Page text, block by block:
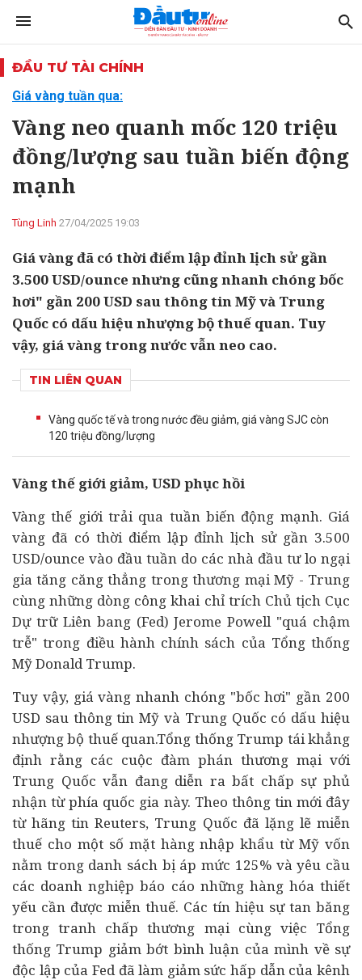
ĐẦU TƯ TÀI CHÍNH
Giá vàng tuần qua:
Vàng neo quanh mốc 120 triệu
đồng/lượng sau tuần biến động
mạnh
Tùng Linh 27/04/2025 19:03
Giá vàng đã có thời điểm lập đỉnh lịch sử gần
3.500 USD/ounce nhưng cũng nhanh chóng bốc
hơi" gần 200 USD sau thông tin Mỹ và Trung
Quốc có dấu hiệu nhượng bộ thuế quan. Tuy
vậy, giá vàng trong nước vẫn neo cao.
TIN LIÊN QUAN
Vàng quốc tế và trong nước đều giảm, giá vàng SJC còn
120 triệu đồng/lượng
Vàng thế giới giảm, USD phục hồi
Vàng thế giới trải qua tuần biến động mạnh. Giá
vàng đã có thời điểm lập đỉnh lịch sử gần 3.500
USD/ounce vào đầu tuần do các nhà đầu tưlo ngại
gia tăng căng thẳng trong thương mại Mỹ - Trung
cùng những dòng công khai chỉ trích Chủ tịch Cục
Dự trữ Liên bang (Fed) Jerome Powell "quá chậm
trễ" trong điều hành chính sách của Tổng thống
Mỹ Donald Trump.
Tuy vậy, giá vàng nhanh chóng "bốc hơi" gần 200
USD sau thông tin Mỹ và Trung Quốc có dấu hiệu
nhượng bộ thuế quan.Tổng thống Trump tái khẳng
định rằng các cuộc đàm phán thương mại với
Trung Quốc vẫn đang diễn ra bất chấp sự phủ
nhận từ phía quốc gia này. Theo thông tin mới đây
từ hãng tin Reuters, Trung Quốc đã lặng lẽ miễn
thuế cho một số mặt hàng nhập khẩu từ Mỹ vốn
nằm trong danh sách bị áp mức 125% và yêu cầu
các doanh nghiệp báo cáo những hàng hóa thiết
yếu cần được miễn thuế. Các tín hiệu sự tan băng
trong tranh chấp thương mại cùng việc Tổng
thống Trump giảm bớt bình luận của mình về sự
độc lập của Fed đã làm giảm sức hấp dẫn của kênh